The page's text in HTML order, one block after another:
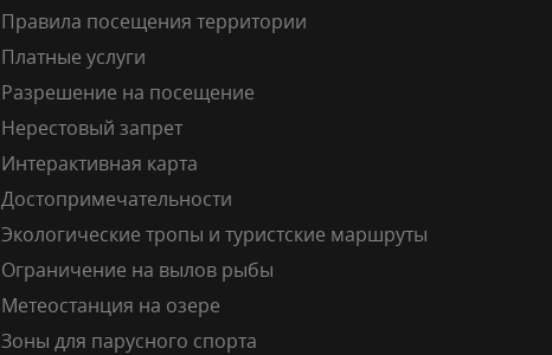
Правила посещения территории
Платные услуги
Разрешение на посещение
Нерестовый запрет
Интерактивная карта
Достопримечательности
Экологические тропы и туристские маршруты
Ограничение на вылов рыбы
Метеостанция на озере
Зоны для парусного спорта